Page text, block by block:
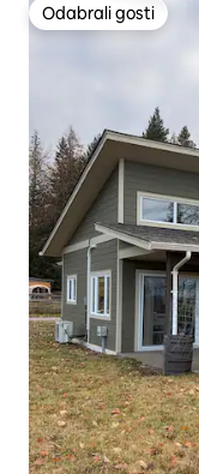
Odabrali gosti
Odabrali gosti